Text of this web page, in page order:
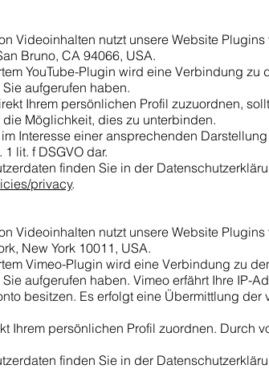
Videoinhalten nutzt unsere Website
Bruno, CA 94066, USA.
YouTube-Plugin wird eine Verbindung zu
aufgerufen haben.
Ihrem persönlichen Profil zuzuordnen,
Möglichkeit, dies zu unterbinden.
Interesse einer ansprechenden
lit. f DSGVO dar.
finden Sie in der
privacy.
Videoinhalten nutzt unsere Website
New York 10011, USA.
Vimeo-Plugin wird eine Verbindung zu
aufgerufen haben. Vimeo erfährt Ihre IP-
besitzen. Es erfolgt eine Übermittlung der
Ihrem persönlichen Profil zuordnen.
finden Sie in der